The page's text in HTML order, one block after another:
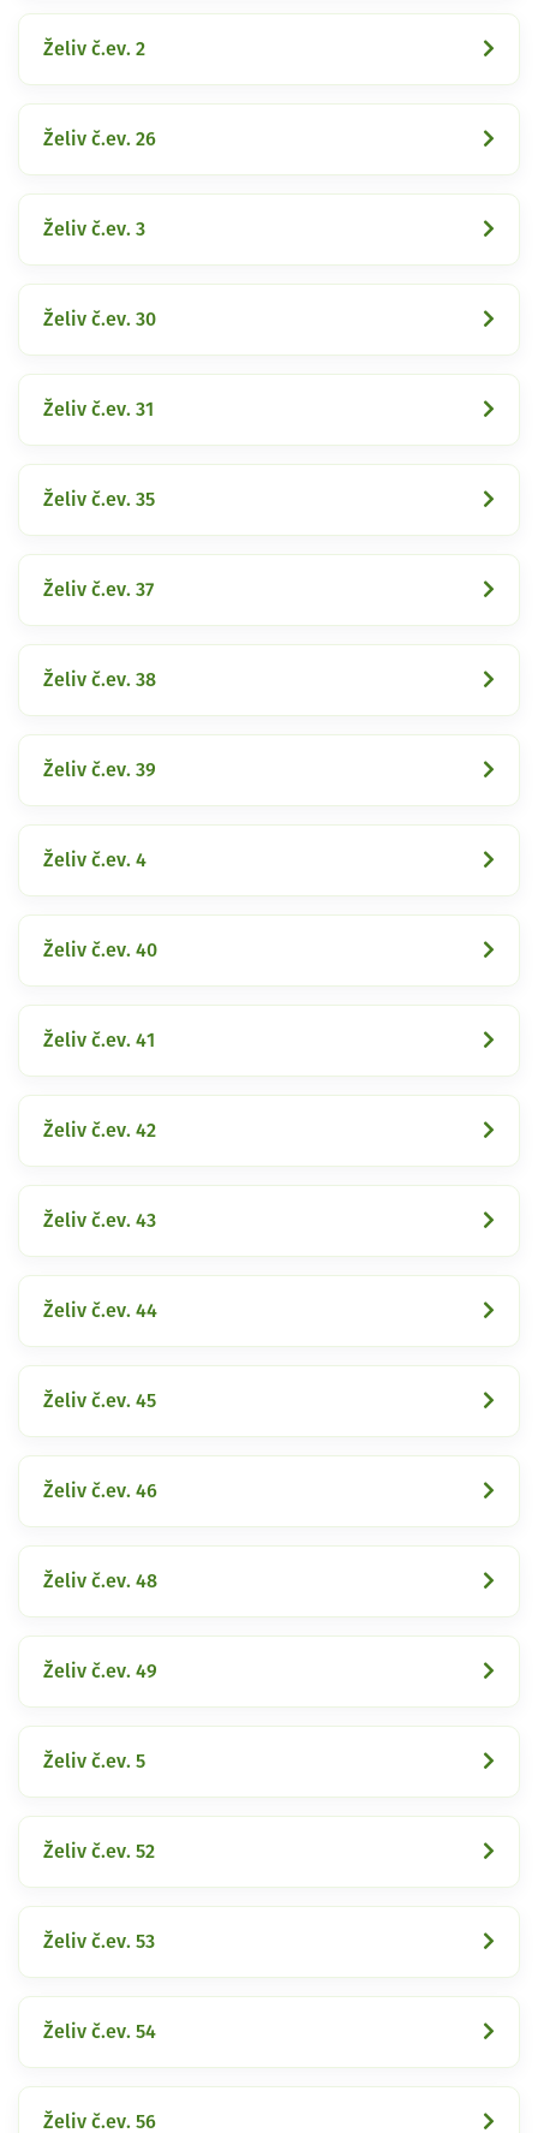
Želiv č.ev. 2
Želiv č.ev. 26
Želiv č.ev. 3
Želiv č.ev. 30
Želiv č.ev. 31
Želiv č.ev. 35
Želiv č.ev. 37
Želiv č.ev. 38
Želiv č.ev. 39
Želiv č.ev. 4
Želiv č.ev. 40
Želiv č.ev. 41
Želiv č.ev. 42
Želiv č.ev. 43
Želiv č.ev. 44
Želiv č.ev. 45
Želiv č.ev. 46
Želiv č.ev. 48
Želiv č.ev. 49
Želiv č.ev. 5
Želiv č.ev. 52
Želiv č.ev. 53
Želiv č.ev. 54
Želiv č.ev. 56